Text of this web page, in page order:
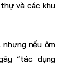
và các khu
nếu ôm
“tác dụng